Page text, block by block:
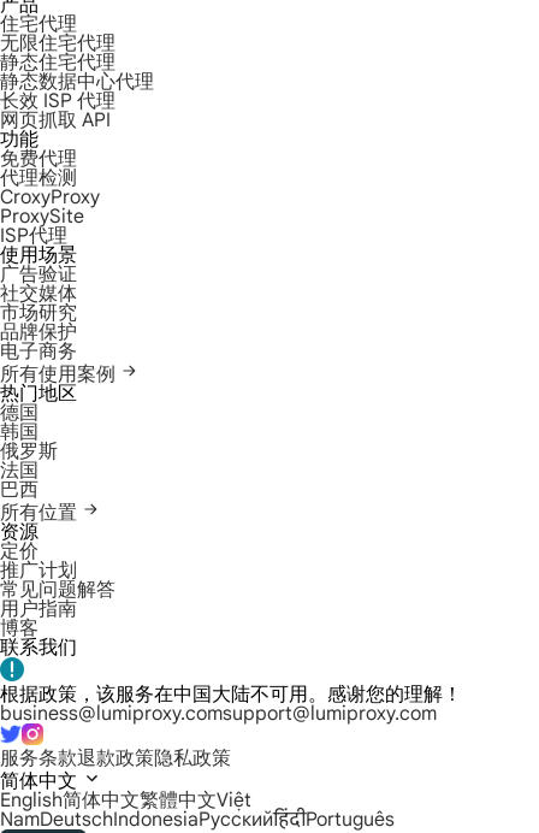
产品
住宅代理
无限住宅代理
静态住宅代理
静态数据中心代理
长效 ISP 代理
网页抓取 API
功能
免费代理
代理检测
CroxyProxy
ProxySite
ISP代理
使用场景
广告验证
社交媒体
市场研究
品牌保护
电子商务
所有使用案例
热门地区
德国
韩国
俄罗斯
法国
巴西
所有位置
资源
定价
推广计划
常见问题解答
用户指南
博客
联系我们
根据政策，该服务在中国大陆不可用。感谢您的理解！
business@lumiproxy.comsupport@lumiproxy.com
服务条款退款政策隐私政策
简体中文
English简体中文繁體中文Việt
NamDeutschIndonesiaРусскийहिंदीPortuguês